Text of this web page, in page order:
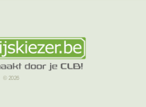
© 2026